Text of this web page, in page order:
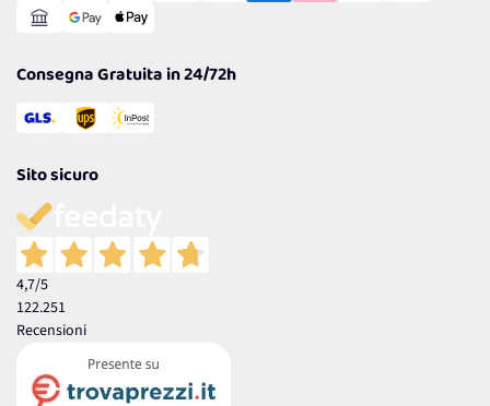
Consegna Gratuita in 24/72h
Sito sicuro
4,7/5
122.251
Recensioni